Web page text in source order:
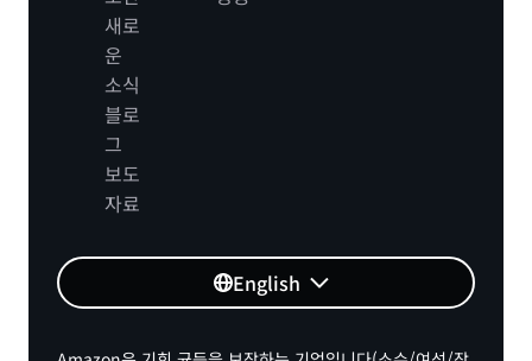
새로
운
소식
블로
그
보도
자료
English